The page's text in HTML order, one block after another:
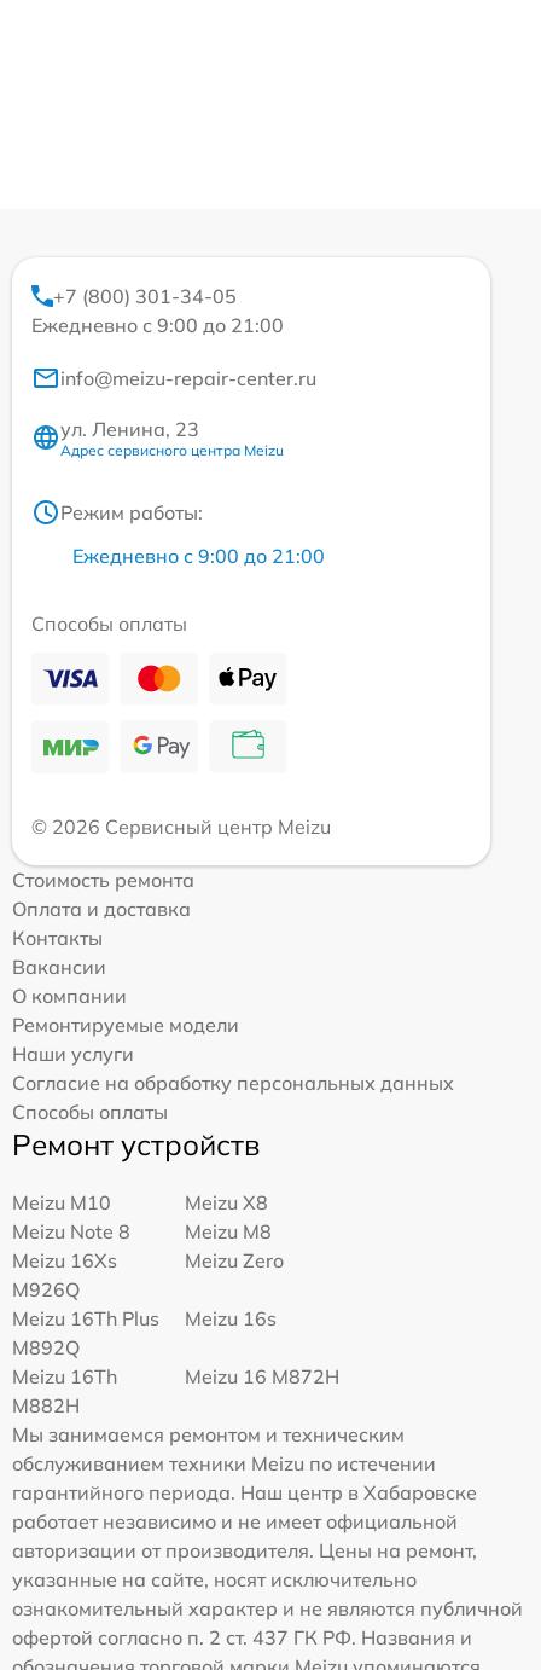
+7 (800) 301-34-05
Ежедневно с 9:00 до 21:00
info@meizu-repair-center.ru
ул. Ленина, 23
Адрес сервисного центра Meizu
Режим работы:
Ежедневно с 9:00 до 21:00
Способы оплаты
© 2026 Сервисный центр Meizu
Стоимость ремонта
Оплата и доставка
Контакты
Вакансии
О компании
Ремонтируемые модели
Наши услуги
Согласие на обработку персональных данных
Способы оплаты
Ремонт устройств
Meizu M10
Meizu X8
Meizu Note 8
Meizu M8
Meizu 16Xs
M926Q
Meizu Zero
Meizu 16Th Plus
M892Q
Meizu 16s
Meizu 16Th
M882H
Meizu 16 M872H
Мы занимаемся ремонтом и техническим
обслуживанием техники Meizu по истечении
гарантийного периода. Наш центр в Хабаровске
работает независимо и не имеет официальной
авторизации от производителя. Цены на ремонт,
указанные на сайте, носят исключительно
ознакомительный характер и не являются публичной
офертой согласно п. 2 ст. 437 ГК РФ. Названия и